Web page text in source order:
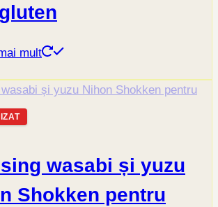
mult
wasabi și yuzu
Shokken pentru